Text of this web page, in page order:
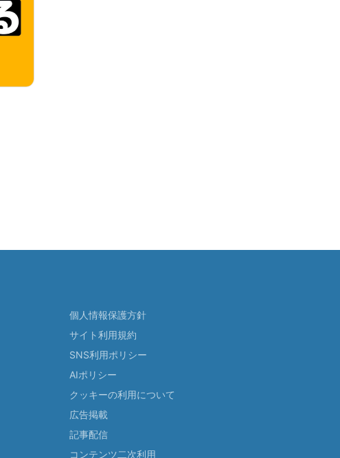
個人情報保護方針
サイト利用規約
SNS利用ポリシー
AIポリシー
クッキーの利用について
広告掲載
記事配信
コンテンツ二次利用